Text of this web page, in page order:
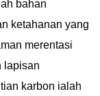
bahan
ketahanan yang
merentasi
lapisan
karbon ialah